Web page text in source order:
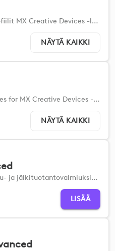
Adobe Premier Pro -profiilit MX Creative Devices -laitteille auttavat sinua tekemään asetukset nopeasti, jotta voit virtaviivaistaa työnkulkujasi.
NÄYTÄ KAIKKI
Adobe Lightroom Profiles for MX Creative Devices -profiilit auttavat sinua tekemään asetukset nopeasti, jotta voit tehostaa kuvankäsittelyn työnkulkuja.
NÄYTÄ KAIKKI
Paranna äänisuunnittelu- ja jälkituotantovalmiuksiasi kattavalla joukolla edistyneitä työkaluja.
LISÄÄ